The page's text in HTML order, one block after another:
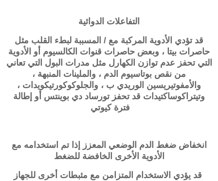
التفاعلات الدوائية
قد تؤدي الأدوية المركبة مع / المسببة لبطء القلب مثل
حاصرات بيتا ، وبعض حاصرات قنوات الكالسيوم أو الأدوية
التي تحفز عدم توازن الكهارل مثل مدرات البول التي تعاني
من نقص بوتاسيوم الدم ، والملينات المنبهة ،
والأمفوتيريسين الوريدي ب ، والجلوكوكورتيكويدات ،
وتيتراكوساكتيدات قد تحفز تورساد دي بوينتس أو إطالة
فترة كيوتي
انخفاض ضغط الدم الوضعي المعزز إذا تم استخدامه مع
الأدوية الأخرى الخافضة للضغط
قد يؤدي الاستخدام المتزامن مع مثبطات أخرى للجهاز